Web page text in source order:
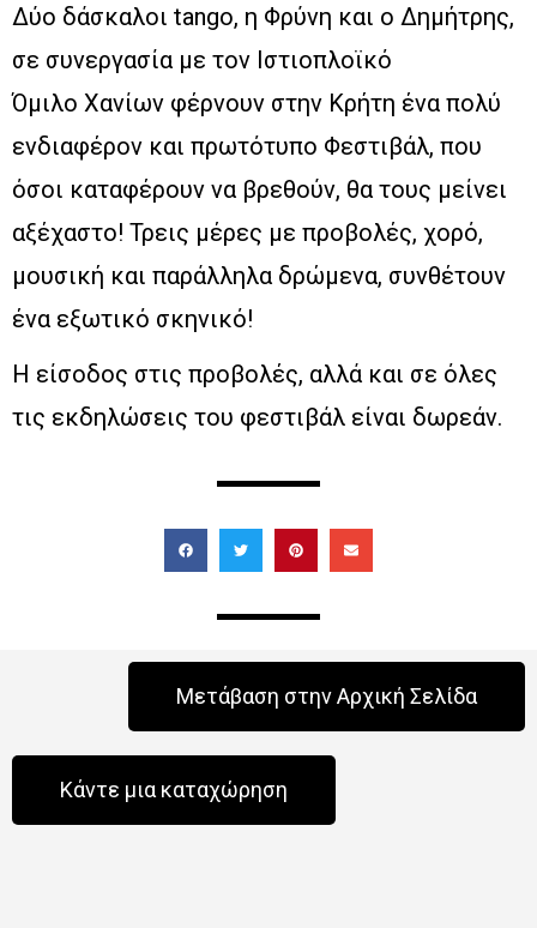
Δύο δάσκαλοι tango, η Φρύνη και ο Δημήτρης,
σε συνεργασία με τον Ιστιοπλοϊκό
Όμιλο Χανίων φέρνουν στην Κρήτη ένα πολύ
ενδιαφέρον και πρωτότυπο Φεστιβάλ, που
όσοι καταφέρουν να βρεθούν, θα τους μείνει
αξέχαστο! Τρεις μέρες με προβολές, χορό,
μουσική και παράλληλα δρώμενα, συνθέτουν
ένα εξωτικό σκηνικό!
Η είσοδος στις προβολές, αλλά και σε όλες
τις εκδηλώσεις του φεστιβάλ είναι δωρεάν.
Μετάβαση στην Αρχική Σελίδα
Κάντε μια καταχώρηση